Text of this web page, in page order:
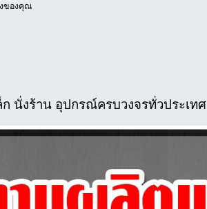
ของคุณ
นั่งร้าน อุปกรณ์ครบวงจรทั่วประเทศ